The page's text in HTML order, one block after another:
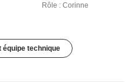
Rôle : Corinne
équipe technique